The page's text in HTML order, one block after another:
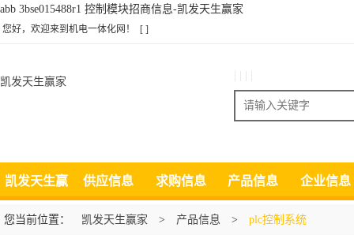
abb 3bse015488r1 控制模块招商信息-凯发天生赢家
您好，欢迎来到机电一体化网！ [ ]
凯发天生赢家
搜索
凯发天生赢
家
供应信息 求购信息 产品信息 企业信息
您当前位置： 凯发天生赢家 > 产品信息 > plc控制系统